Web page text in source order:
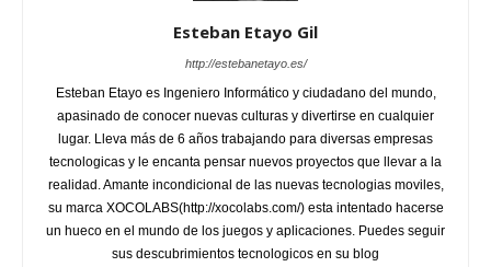
Esteban Etayo Gil
http://estebanetayo.es/
Esteban Etayo es Ingeniero Informático y ciudadano del mundo,
apasinado de conocer nuevas culturas y divertirse en cualquier
lugar. Lleva más de 6 años trabajando para diversas empresas
tecnologicas y le encanta pensar nuevos proyectos que llevar a la
realidad. Amante incondicional de las nuevas tecnologias moviles,
su marca XOCOLABS(http://xocolabs.com/) esta intentado hacerse
un hueco en el mundo de los juegos y aplicaciones. Puedes seguir
sus descubrimientos tecnologicos en su blog